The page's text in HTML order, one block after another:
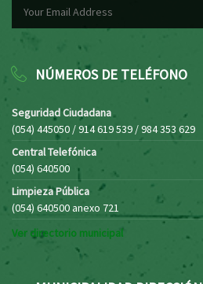
NÚMEROS DE TELÉFONO
Seguridad Ciudadana
(054) 445050 / 914 619 539 / 984 353 629
Central Telefónica
(054) 640500
Limpieza Pública
(054) 640500 anexo 721
Ver directorio municipal